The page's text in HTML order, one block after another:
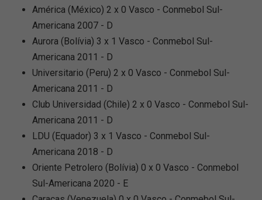
América (México) 2 x 0 Vasco - Conmebol Sul-
Americana 2007 - D
Aurora (Bolívia) 3 x 1 Vasco - Conmebol Sul-
Americana 2011 - D
Universitario (Peru) 2 x 0 Vasco - Conmebol Sul-
Americana 2011 - D
Club Universidad (Chile) 2 x 0 Vasco - Conmebol Sul-
Americana 2011 - D
LDU (Equador) 3 x 1 Vasco - Conmebol Sul-
Americana 2018 - D
Oriente Petrolero (Bolívia) 0 x 0 Vasco - Conmebol
Sul-Americana 2020 - E